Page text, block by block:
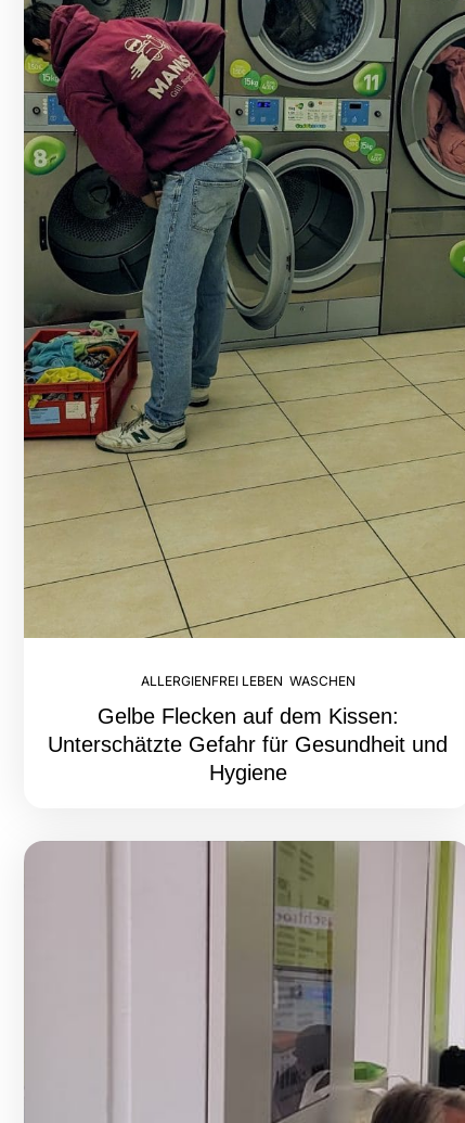
ALLERGIENFREI LEBEN WASCHEN
Gelbe Flecken auf dem Kissen:
Unterschätzte Gefahr für Gesundheit und
Hygiene